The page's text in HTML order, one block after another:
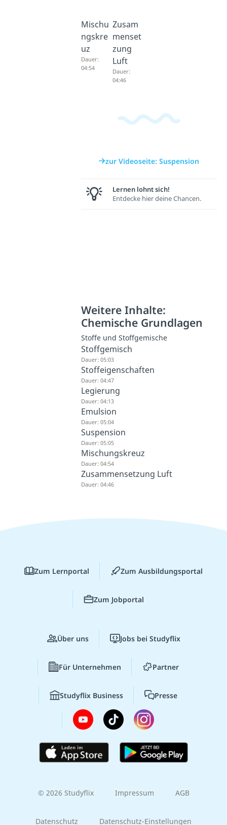
Mischu
ngskre
uz
Dauer:
04:54
Zusam
menset
zung
Luft
Dauer:
04:46
zur Videoseite: Suspension
Lernen lohnt sich!
Entdecke hier deine Chancen.
Weitere Inhalte:
Chemische Grundlagen
Stoffe und Stoffgemische
Stoffgemisch
Dauer: 05:03
Stoffeigenschaften
Dauer: 04:47
Legierung
Dauer: 04:13
Emulsion
Dauer: 05:04
Suspension
Dauer: 05:05
Mischungskreuz
Dauer: 04:54
Zusammensetzung Luft
Dauer: 04:46
Zum Lernportal Zum Ausbildungsportal
Zum Jobportal
Über uns Jobs bei Studyflix
Für Unternehmen Partner
Studyflix Business Presse
© 2026 Studyflix Impressum AGB
Datenschutz Datenschutz-Einstellungen